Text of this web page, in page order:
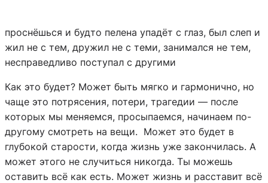
проснёшься и будто пелена упадёт с глаз, был слеп и
жил не с тем, дружил не с теми, занимался не тем,
несправедливо поступал с другими
Как это будет? Может быть мягко и гармонично, но
чаще это потрясения, потери, трагедии — после
которых мы меняемся, просыпаемся, начинаем по-
другому смотреть на вещи. Может это будет в
глубокой старости, когда жизнь уже закончилась. А
может этого не случиться никогда. Ты можешь
оставить всё как есть. Может жизнь и расставит всё